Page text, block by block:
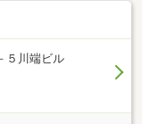
５川端ビル